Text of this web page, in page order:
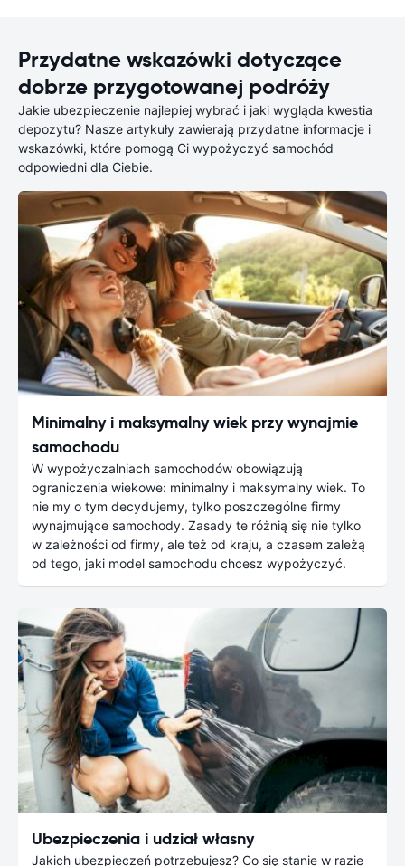
Przydatne wskazówki dotyczące
dobrze przygotowanej podróży
Jakie ubezpieczenie najlepiej wybrać i jaki wygląda kwestia
depozytu? Nasze artykuły zawierają przydatne informacje i
wskazówki, które pomogą Ci wypożyczyć samochód
odpowiedni dla Ciebie.
Minimalny i maksymalny wiek przy wynajmie
samochodu
W wypożyczalniach samochodów obowiązują
ograniczenia wiekowe: minimalny i maksymalny wiek. To
nie my o tym decydujemy, tylko poszczególne firmy
wynajmujące samochody. Zasady te różnią się nie tylko
w zależności od firmy, ale też od kraju, a czasem zależą
od tego, jaki model samochodu chcesz wypożyczyć.
Ubezpieczenia i udział własny
Jakich ubezpieczeń potrzebujesz? Co się stanie w razie